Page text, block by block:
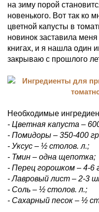
на зиму порой
новенького. Вот так ко
цветной капусты в
новинок заставила
книгах, и я нашла один
закрываю с прошлого
Необходимые
- Цветная капуста –
- Помидоры – 350-400
- Уксус – ½ столов. л.;
- Тмин – одна щепотка;
- Перец горошком – 4-6
- Лавровый лист – 2-3
- Соль – ½ столов. л.;
- Сахарный песок – ½